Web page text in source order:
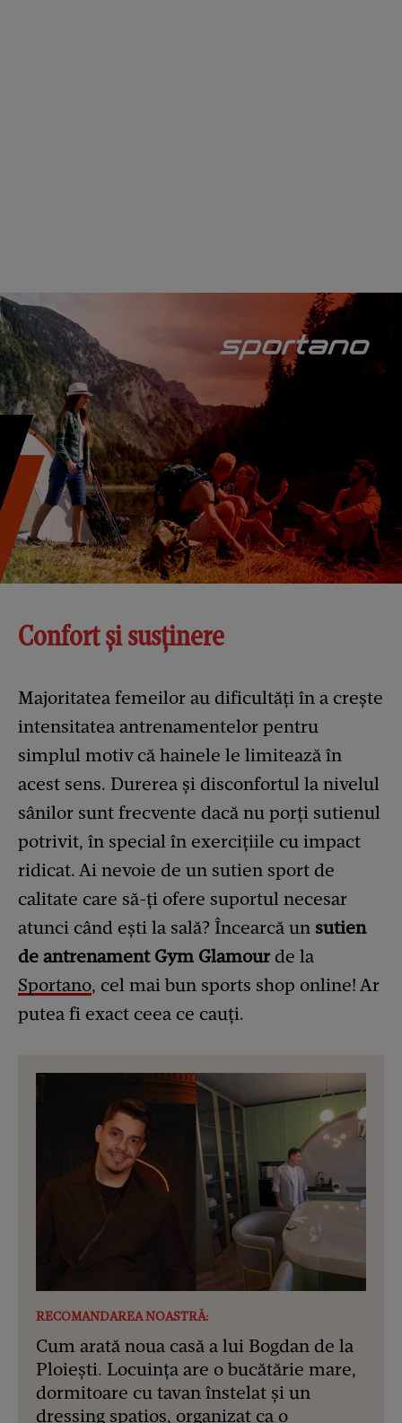
Confort și susținere
Majoritatea femeilor au dificultăți în a crește
intensitatea antrenamentelor pentru
simplul motiv că hainele le limitează în
acest sens. Durerea și disconfortul la nivelul
sânilor sunt frecvente dacă nu porți sutienul
potrivit, în special în exercițiile cu impact
ridicat. Ai nevoie de un sutien sport de
calitate care să-ți ofere suportul necesar
atunci când ești la sală? Încearcă un sutien
de antrenament Gym Glamour de la
Sportano, cel mai bun sports shop online! Ar
putea fi exact ceea ce cauți.
RECOMANDAREA NOASTRĂ:
Cum arată noua casă a lui Bogdan de la
Ploiești. Locuința are o bucătărie mare,
dormitoare cu tavan înstelat și un
dressing spațios, organizat ca o